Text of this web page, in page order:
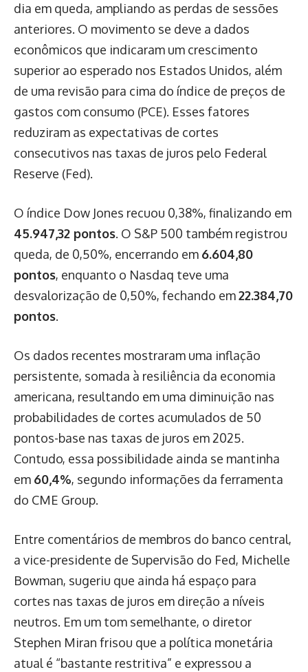
dia em queda, ampliando as perdas de sessões
anteriores. O movimento se deve a dados
econômicos que indicaram um crescimento
superior ao esperado nos Estados Unidos, além
de uma revisão para cima do índice de preços de
gastos com consumo (PCE). Esses fatores
reduziram as expectativas de cortes
consecutivos nas taxas de juros pelo Federal
Reserve (Fed).
O índice Dow Jones recuou 0,38%, finalizando em
45.947,32 pontos. O S&P 500 também registrou
queda, de 0,50%, encerrando em 6.604,80
pontos, enquanto o Nasdaq teve uma
desvalorização de 0,50%, fechando em22.384,70
pontos.
Os dados recentes mostraram uma inflação
persistente, somada à resiliência da economia
americana, resultando em uma diminuição nas
probabilidades de cortes acumulados de 50
pontos-base nas taxas de juros em 2025.
Contudo, essa possibilidade ainda se mantinha
em 60,4%, segundo informações da ferramenta
do CME Group.
Entre comentários de membros do banco central,
a vice-presidente de Supervisão do Fed, Michelle
Bowman, sugeriu que ainda há espaço para
cortes nas taxas de juros em direção a níveis
neutros. Em um tom semelhante, o diretor
Stephen Miran frisou que a política monetária
atual é “bastante restritiva” e expressou a